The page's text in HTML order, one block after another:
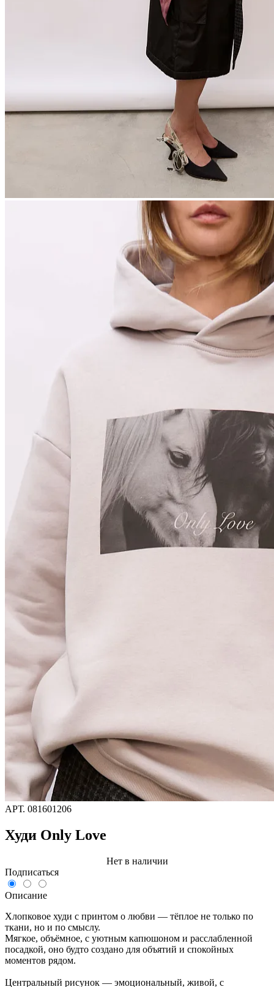
АРТ. 081601206
Худи Only Love
Нет в наличии
Подписаться
Описание
Хлопковое худи с принтом о любви — тёплое не только по
ткани, но и по смыслу.
Мягкое, объёмное, с уютным капюшоном и расслабленной
посадкой, оно будто создано для объятий и спокойных
моментов рядом.
Центральный рисунок — эмоциональный, живой, с